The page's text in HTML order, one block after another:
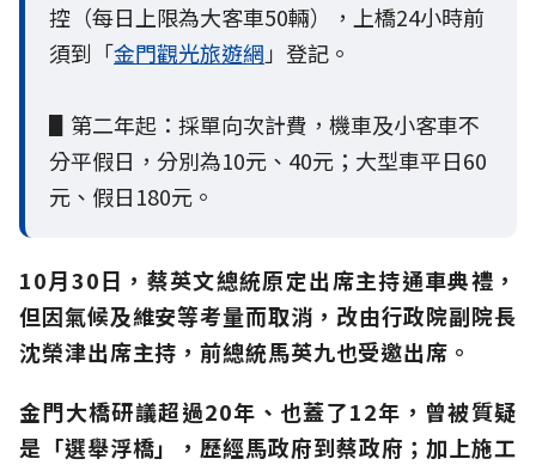
控（每日上限為大客車50輛），上橋24小時前
須到「金門觀光旅遊網 」登記。
▋第二年起：採單向次計費，機車及小客車不
分平假日，分別為10元、40元；大型車平日60
元、假日180元。
10月30日，蔡英文總統原定出席主持通車典禮，
但因氣候及維安等考量而取消，改由行政院副院長
沈榮津出席主持，前總統馬英九也受邀出席。
金門大橋研議超過20年、也蓋了12年，曾被質疑
是「選舉浮橋」，歷經馬政府到蔡政府；加上施工